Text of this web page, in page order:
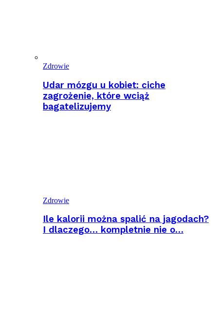
Zdrowie
Udar mózgu u kobiet: ciche
zagrożenie, które wciąż
bagatelizujemy
Zdrowie
Ile kalorii można spalić na jagodach?
I dlaczego… kompletnie nie o…